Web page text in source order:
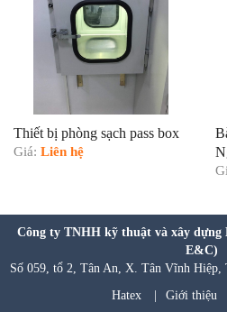
Thiết bị phòng sạch pass box
Giá: Liên hệ
Công ty TNHH kỹ thuật và xây
E&C)
Số 059, tổ 2, Tân An, X. Tân Vĩnh
Hatex
Giới thiệu